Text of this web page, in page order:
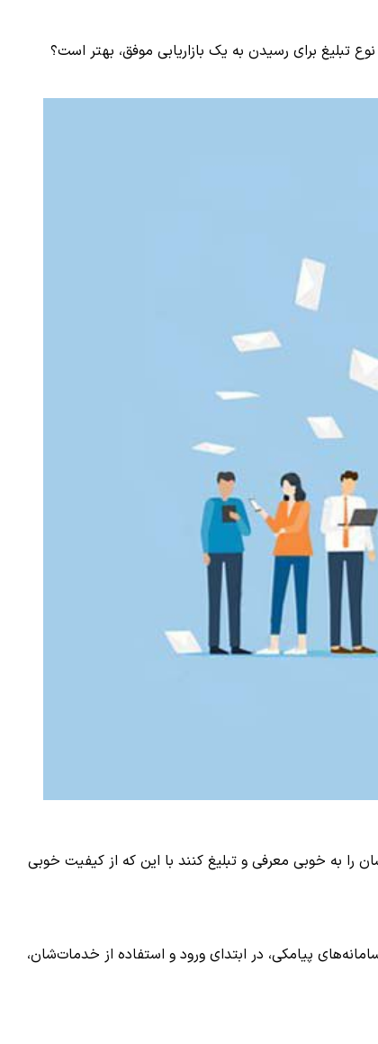
تبلیغ برای رسیدن به یک بازاریابی موفق، بهتر است؟
را به خوبی معرفی و تبلیغ کنند با این که از کیفیت خوبی
پیامکی، در ابتدای ورود و استفاده از خدمات‌شان،